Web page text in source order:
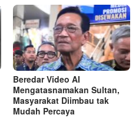
Beredar Video AI
Mengatasnamakan Sultan,
Masyarakat Diimbau tak
Mudah Percaya